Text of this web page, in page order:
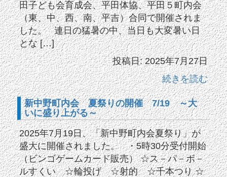
田子ども会育成会、平田体協、平田５町内会
（東、中、西、南、平吉）合同で開催されま
した。 連日の猛暑の中、当日も大変暑い日
とな […]
投稿日: 2025年7月27日
続きを読む
新中野町内会 夏祭りの開催 7/19 ～大
いに盛り上がる～
2025年7月19日、「新中野町内会夏祭り」が
盛大に開催されました。 ・5時30分受付開始
（ビンゴゲームカード販売） ☆ス－パ－ボ－
ルすくい ☆輪投げ ☆射的 ☆千本つり ☆